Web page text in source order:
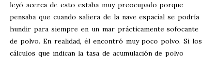
leyó acerca de esto estaba muy preocupado porque
pensaba que cuando saliera de la nave espacial se podría
hundir para siempre en un mar prácticamente sofocante
de polvo. En realidad, él encontró muy poco polvo. Si los
cálculos que indican la tasa de acumulación de polvo